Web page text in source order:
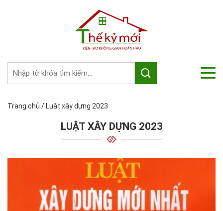
Trang chủ / Luật xây dựng 2023
LUẬT XÂY DỰNG 2023